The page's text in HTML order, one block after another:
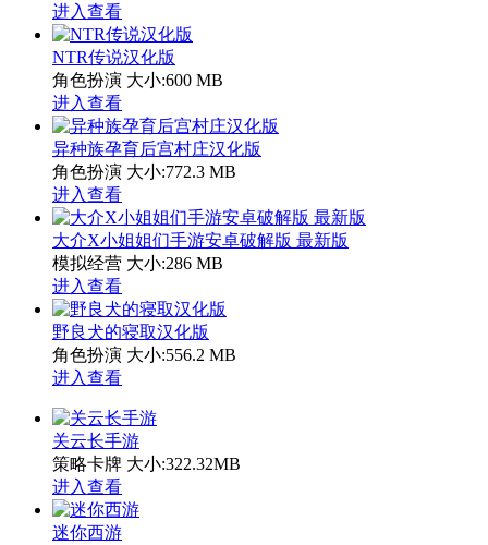
进入查看
NTR传说汉化版
角色扮演 大小:600 MB
进入查看
异种族孕育后宫村庄汉化版
角色扮演 大小:772.3 MB
进入查看
大介X小姐姐们手游安卓破解版 最新版
模拟经营 大小:286 MB
进入查看
野良犬的寝取汉化版
角色扮演 大小:556.2 MB
进入查看
关云长手游
策略卡牌 大小:322.32MB
进入查看
迷你西游